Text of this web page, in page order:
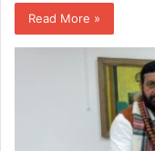
Read More »